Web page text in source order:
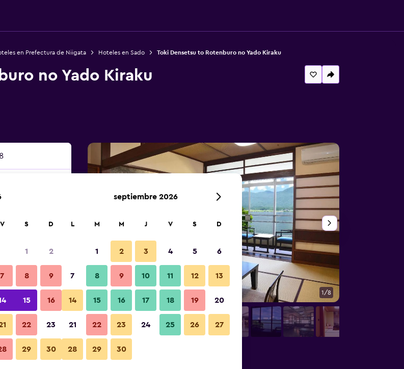
en Prefectura de Niigata Hoteles en Sado Toki Densetsu to Rotenburo no Yado Kiraku
no Yado Kiraku
Ver precios
Ver precios
Otros 1/8
Fotos
V S D
1 2
7 8 9
15 16
22 23
29 30
septiembre 2026
L M M J V S D
1 2 3 4 5 6
7 8 9 10 11 12 13
14 15 16 17 18 19 20
21 22 23 24 25 26 27
28 29 30